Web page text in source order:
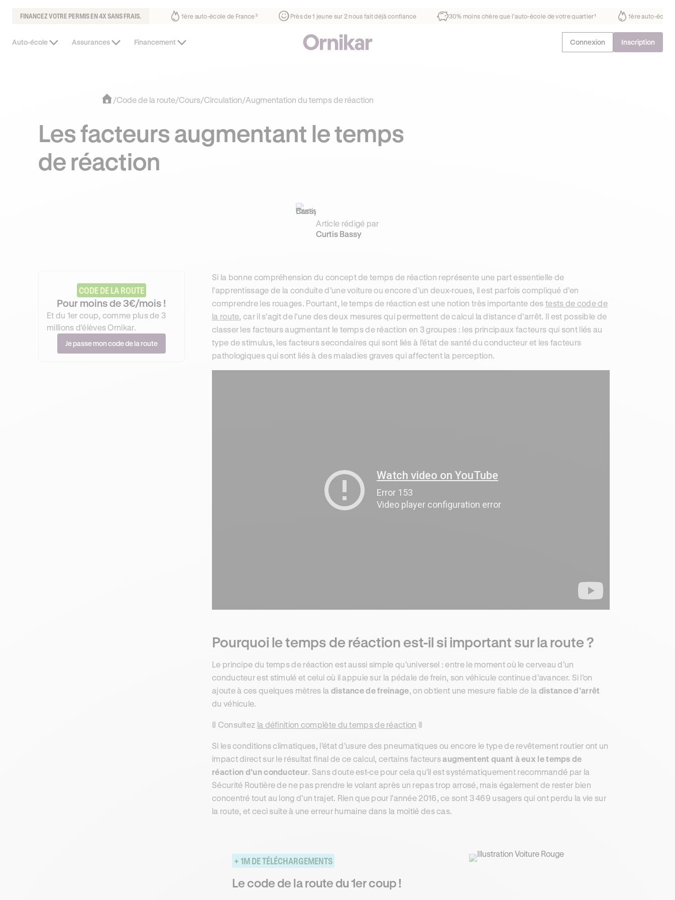
FINANCEZ VOTRE PERMIS EN 4X SANS FRAIS.
confiance 30% moins chère que l’auto-école de votre quartier¹ 1ère auto-école de France³ Près de 1 jeune sur 2 nous fait déjà confiance 30% moins chère que l’auto-école de votre quartier¹
Auto-école Assurances Financement Connexion Inscription
/Code de la route/Cours/Circulation/Augmentation du temps de réaction
Les facteurs augmentant le temps
de réaction
Article rédigé par
Curtis Bassy
CODE DE LA ROUTE
Pour moins de 3€/mois !
Et du 1er coup, comme plus de 3
millions d'élèves Ornikar.
Je passe mon code de la route
Si la bonne compréhension du concept de temps de réaction représente une part essentielle de
l’apprentissage de la conduite d’une voiture ou encore d’un deux-roues, il est parfois compliqué d’en
comprendre les rouages. Pourtant, le temps de réaction est une notion très importante des tests de code de
la route, car il s’agit de l’une des deux mesures qui permettent de calcul la distance d’arrêt. Il est possible de
classer les facteurs augmentant le temps de réaction en 3 groupes : les principaux facteurs qui sont liés au
type de stimulus, les facteurs secondaires qui sont liés à l’état de santé du conducteur et les facteurs
pathologiques qui sont liés à des maladies graves qui affectent la perception.
Pourquoi le temps de réaction est-il si important sur la route ?
Le principe du temps de réaction est aussi simple qu'universel : entre le moment où le cerveau d’un
conducteur est stimulé et celui où il appuie sur la pédale de frein, son véhicule continue d’avancer. Si l’on
ajoute à ces quelques mètres la distance de freinage, on obtient une mesure fiable de la distance d’arrêt
du véhicule.
🚦 Consultez la définition complète du temps de réaction 🚦
Si les conditions climatiques, l’état d’usure des pneumatiques ou encore le type de revêtement routier ont un
impact direct sur le résultat final de ce calcul, certains facteursaugmentent quant à eux le temps de
réaction d’un conducteur. Sans doute est-ce pour cela qu’il est systématiquement recommandé par la
Sécurité Routière de ne pas prendre le volant après un repas trop arrosé, mais également de rester bien
concentré tout au long d’un trajet. Rien que pour l’année 2016, ce sont 3 469 usagers qui ont perdu la vie sur
la route, et ceci suite à une erreur humaine dans la moitié des cas.
+ 1M DE TÉLÉCHARGEMENTS
Le code de la route du 1er coup !